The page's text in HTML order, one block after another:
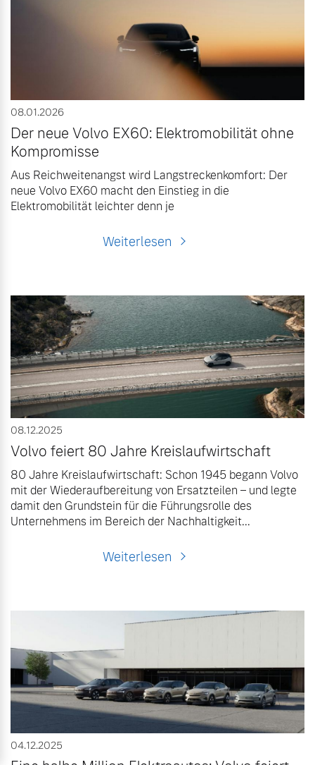
08.01.2026
Der neue Volvo EX60: Elektromobilität ohne
Kompromisse
Aus Reichweitenangst wird Langstreckenkomfort: Der
neue Volvo EX60 macht den Einstieg in die
Elektromobilität leichter denn je
Weiterlesen
08.12.2025
Volvo feiert 80 Jahre Kreislaufwirtschaft
80 Jahre Kreislaufwirtschaft: Schon 1945 begann Volvo
mit der Wiederaufbereitung von Ersatzteilen – und legte
damit den Grundstein für die Führungsrolle des
Unternehmens im Bereich der Nachhaltigkeit...
Weiterlesen
04.12.2025